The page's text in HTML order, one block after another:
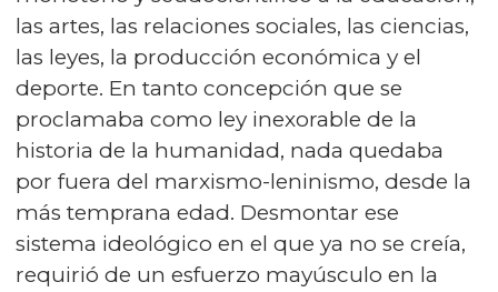
las artes, las relaciones sociales, las ciencias,
las leyes, la producción económica y el
deporte. En tanto concepción que se
proclamaba como ley inexorable de la
historia de la humanidad, nada quedaba
por fuera del marxismo-leninismo, desde la
más temprana edad. Desmontar ese
sistema ideológico en el que ya no se creía,
requirió de un esfuerzo mayúsculo en la